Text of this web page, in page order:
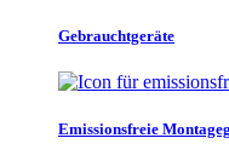
Gebrauchtgeräte
Emissionsfreie